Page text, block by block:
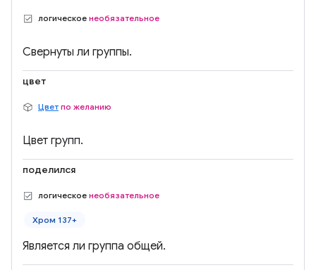
логическое необязательное
Свернуты ли группы.
цвет
Цвет по желанию
Цвет групп.
поделился
логическое необязательное
Хром 137+
Является ли группа общей.